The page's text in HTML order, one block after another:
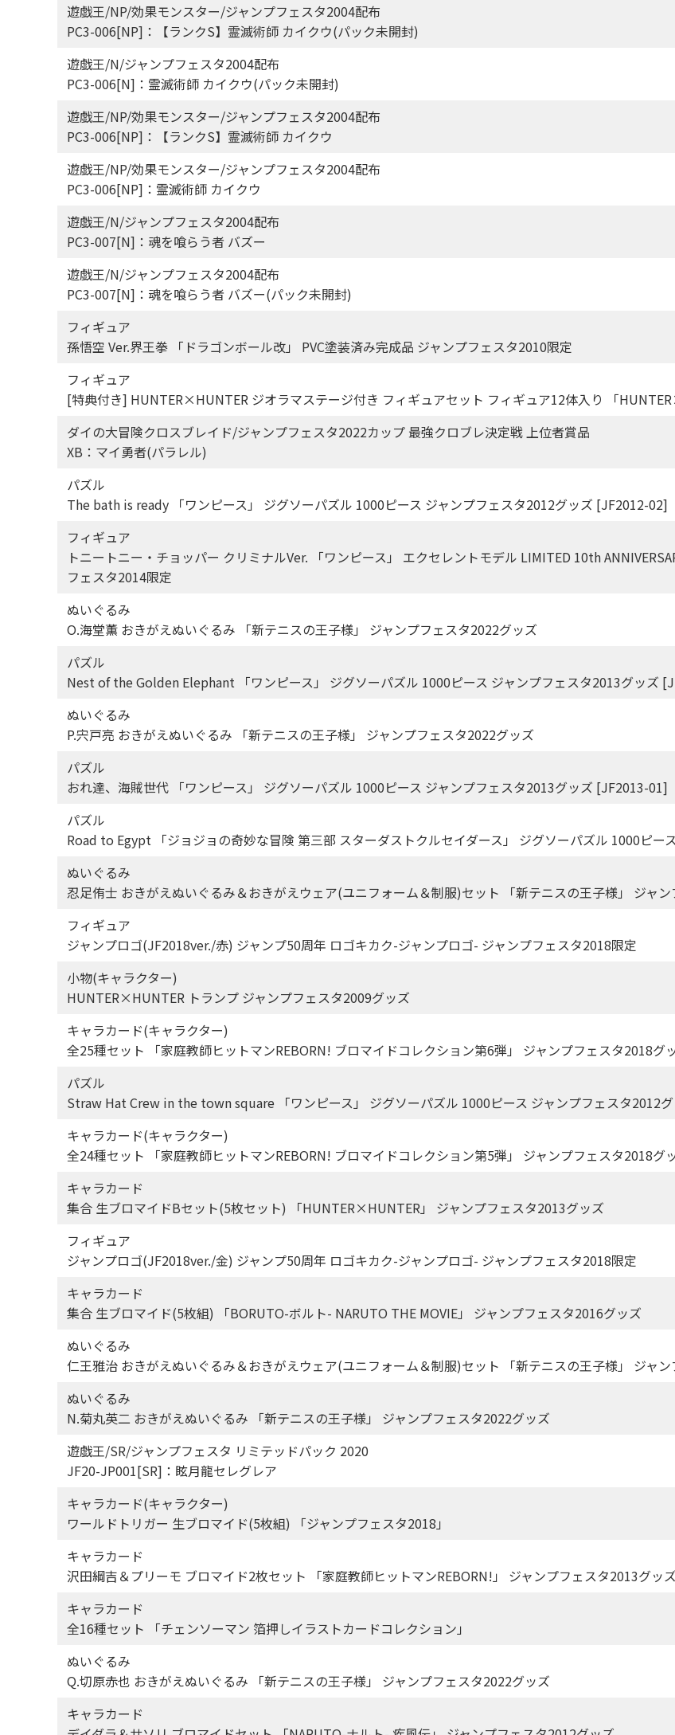
遊戯王/NP/効果モンスター/ジャンプフェスタ2004配布
PC3-006[NP]：【ランクS】霊滅術師 カイクウ(パック未開封)
遊戯王/N/ジャンプフェスタ2004配布
PC3-006[N]：霊滅術師 カイクウ(パック未開封)
遊戯王/NP/効果モンスター/ジャンプフェスタ2004配布
PC3-006[NP]：【ランクS】霊滅術師 カイクウ
遊戯王/NP/効果モンスター/ジャンプフェスタ2004配布
PC3-006[NP]：霊滅術師 カイクウ
遊戯王/N/ジャンプフェスタ2004配布
PC3-007[N]：魂を喰らう者 バズー
遊戯王/N/ジャンプフェスタ2004配布
PC3-007[N]：魂を喰らう者 バズー(パック未開封)
フィギュア
孫悟空 Ver.界王拳 「ドラゴンボール改」 PVC塗装済み完成品 ジャンプフェスタ2010限定
フィギュア
[特典付き] HUNTER×HUNTER ジオラマステージ付き フィギュアセット フィギュア12体入り 「
ダイの大冒険クロスブレイド/ジャンプフェスタ2022カップ 最強クロブレ決定戦 上位者賞品
XB：マイ勇者(パラレル)
パズル
The bath is ready 「ワンピース」 ジグソーパズル 1000ピース ジャンプフェスタ2012グッズ [JF2012-02]
フィギュア
トニートニー・チョッパー クリミナルVer. 「ワンピース」 エクセレントモデル LIMITED 10th
フェスタ2014限定
ぬいぐるみ
O.海堂薫 おきがえぬいぐるみ 「新テニスの王子様」 ジャンプフェスタ2022グッズ
パズル
Nest of the Golden Elephant 「ワンピース」 ジグソーパズル 1000ピース ジャンプフェスタ2013グッズ
ぬいぐるみ
P.宍戸亮 おきがえぬいぐるみ 「新テニスの王子様」 ジャンプフェスタ2022グッズ
パズル
おれ達、海賊世代 「ワンピース」 ジグソーパズル 1000ピース ジャンプフェスタ2013グッズ [JF2013-01]
パズル
Road to Egypt 「ジョジョの奇妙な冒険 第三部 スターダストクルセイダース」 ジグソーパズル 1000ピ
ぬいぐるみ
忍足侑士 おきがえぬいぐるみ＆おきがえウェア(ユニフォーム＆制服)セット 「新テニスの王子様」 ジャ
フィギュア
ジャンプロゴ(JF2018ver./赤) ジャンプ50周年 ロゴキカク-ジャンプロゴ- ジャンプフェスタ2018限定
小物(キャラクター)
HUNTER×HUNTER トランプ ジャンプフェスタ2009グッズ
キャラカード(キャラクター)
全25種セット 「家庭教師ヒットマンREBORN! ブロマイドコレクション第6弾」 ジャンプフェスタ2018グ
パズル
Straw Hat Crew in the town square 「ワンピース」 ジグソーパズル 1000ピース ジャンプフェスタ2012
キャラカード(キャラクター)
全24種セット 「家庭教師ヒットマンREBORN! ブロマイドコレクション第5弾」 ジャンプフェスタ2018グ
キャラカード
集合 生ブロマイドBセット(5枚セット) 「HUNTER×HUNTER」 ジャンプフェスタ2013グッズ
フィギュア
ジャンプロゴ(JF2018ver./金) ジャンプ50周年 ロゴキカク-ジャンプロゴ- ジャンプフェスタ2018限定
キャラカード
集合 生ブロマイド(5枚組) 「BORUTO-ボルト- NARUTO THE MOVIE」 ジャンプフェスタ2016グッズ
ぬいぐるみ
仁王雅治 おきがえぬいぐるみ＆おきがえウェア(ユニフォーム＆制服)セット 「新テニスの王子様」 ジャ
ぬいぐるみ
N.菊丸英二 おきがえぬいぐるみ 「新テニスの王子様」 ジャンプフェスタ2022グッズ
遊戯王/SR/ジャンプフェスタ リミテッドパック 2020
JF20-JP001[SR]：眩月龍セレグレア
キャラカード(キャラクター)
ワールドトリガー 生ブロマイド(5枚組) 「ジャンプフェスタ2018」
キャラカード
沢田綱吉＆プリーモ ブロマイド2枚セット 「家庭教師ヒットマンREBORN!」 ジャンプフェスタ2013グッズ
キャラカード
全16種セット 「チェンソーマン 箔押しイラストカードコレクション」
ぬいぐるみ
Q.切原赤也 おきがえぬいぐるみ 「新テニスの王子様」 ジャンプフェスタ2022グッズ
キャラカード